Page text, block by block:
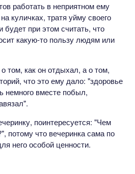
работать в неприятном ему
куличках, тратя уйму своего
будет при этом считать, что
какую-то пользу людям или
том, как он отдыхал, а о том,
что это ему дало: "здоровье
немного вместе побыл,
поинтересуется: "Чем
потому что вечеринка сама по
него особой ценности.